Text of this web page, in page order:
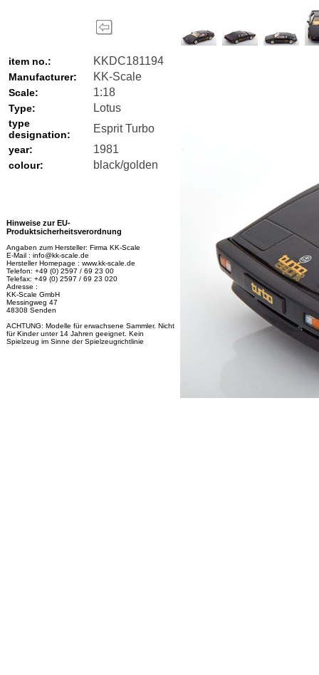
item no.: KKDC181194
Manufacturer: KK-Scale
Scale: 1:18
Type: Lotus
type
designation:
Esprit Turbo
year: 1981
colour: black/golden
Hinweise zur EU-
Produktsicherheitsverordnung
Angaben zum Hersteller: Firma KK-Scale
E-Mail : info@kk-scale.de
Hersteller Homepage : www.kk-scale.de
Telefon: +49 (0) 2597 / 69 23 00
Telefax: +49 (0) 2597 / 69 23 020
Adresse :
KK-Scale GmbH
Messingweg 47
48308 Senden
ACHTUNG: Modelle für erwachsene Sammler. Nicht
für Kinder unter 14 Jahren geeignet. Kein
Spielzeug im Sinne der Spielzeugrichtlinie